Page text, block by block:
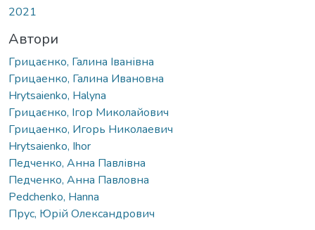
2021
Автори
Грицаєнко, Галина Іванівна
Грицаенко, Галина Ивановна
Hrytsaienko, Halyna
Грицаєнко, Ігор Миколайович
Грицаенко, Игорь Николаевич
Hrytsaienko, Ihor
Педченко, Анна Павлівна
Педченко, Анна Павловна
Pedchenko, Hanna
Прус, Юрій Олександрович